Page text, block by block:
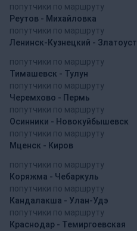
попутчики по маршруту
Реутов - Михайловка
попутчики по маршруту
Ленинск-Кузнецкий - Златоуст
попутчики по маршруту
Тимашевск - Тулун
попутчики по маршруту
Черемхово - Пермь
попутчики по маршруту
Осинники - Новокуйбышевск
попутчики по маршруту
Мценск - Киров
попутчики по маршруту
Коряжма - Чебаркуль
попутчики по маршруту
Кандалакша - Улан-Удэ
попутчики по маршруту
Краснодар - Темиргоевская